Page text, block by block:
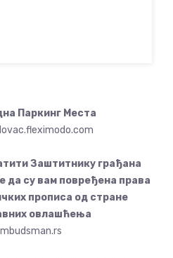
Паркинг Места
Заштитнику грађана
да су вам повређена права
прописа од стране
овлашћења